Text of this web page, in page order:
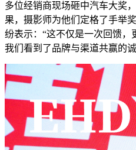
多位经销商现场砸中汽车大奖
果，摄影师为他们定格了手举
纷表示：“这不仅是一次回馈
我们看到了品牌与渠道共赢的